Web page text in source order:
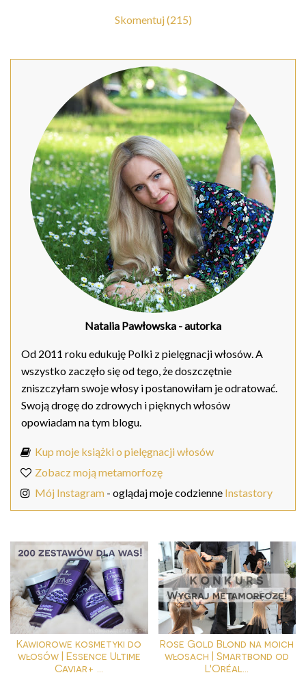
Skomentuj (215)
Natalia Pawłowska - autorka
Od 2011 roku edukuję Polki z pielęgnacji włosów. A
wszystko zaczęło się od tego, że doszczętnie
zniszczyłam swoje włosy i postanowiłam je odratować.
Swoją drogę do zdrowych i pięknych włosów
opowiadam na tym blogu.
Kup moje książki o pielęgnacji włosów
Zobacz moją metamorfozę
Mój Instagram - oglądaj moje codzienne Instastory
Kawiorowe kosmetyki do
włosów | Essence Ultime
Caviar+ ...
Rose Gold Blond na moich
włosach | Smartbond od
L'Oréal...